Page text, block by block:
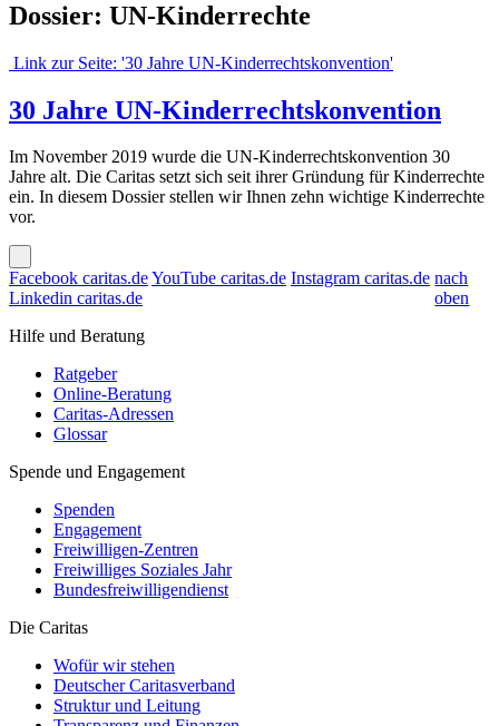
Dossier: UN-Kinderrechte
Link zur Seite: '30 Jahre UN-Kinderrechtskonvention'
30 Jahre UN-Kinderrechtskonvention
Im November 2019 wurde die UN-Kinderrechtskonvention 30
Jahre alt. Die Caritas setzt sich seit ihrer Gründung für Kinderrechte
ein. In diesem Dossier stellen wir Ihnen zehn wichtige Kinderrechte
vor.
Facebook caritas.deYouTube caritas.de Instagram caritas.de
Linkedin caritas.de
nach
oben
Hilfe und Beratung
Ratgeber
Online-Beratung
Caritas-Adressen
Glossar
Spende und Engagement
Spenden
Engagement
Freiwilligen-Zentren
Freiwilliges Soziales Jahr
Bundesfreiwilligendienst
Die Caritas
Wofür wir stehen
Deutscher Caritasverband
Struktur und Leitung